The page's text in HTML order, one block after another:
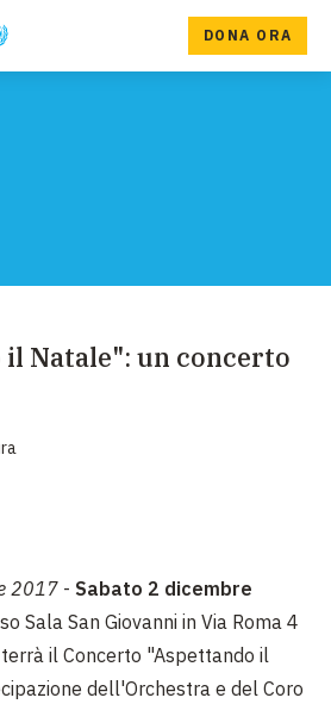
DONA ORA
Natale": un concerto
2017 - Sabato 2 dicembre
Sala San Giovanni in Via Roma 4
terrà il Concerto "Aspettando il
dell'Orchestra e del Coro